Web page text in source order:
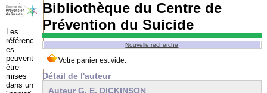
Bibliothèque du Centre de
Prévention du Suicide
Nouvelle recherche
Détail de l'auteur
Auteur G. E. DICKINSON
Les
référenc
es
peuvent
être
mises
dans un